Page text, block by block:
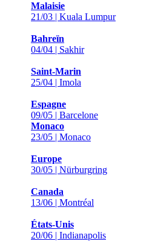
Malaisie
21/03 | Kuala Lumpur
Bahreïn
04/04 | Sakhir
Saint-Marin
25/04 | Imola
Espagne
09/05 | Barcelone
Monaco
23/05 | Monaco
Europe
30/05 | Nürburgring
Canada
13/06 | Montréal
États-Unis
20/06 | Indianapolis